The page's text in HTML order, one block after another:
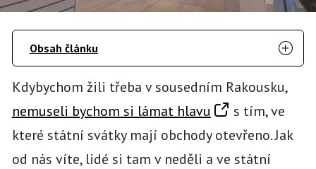
Obsah článku
Kdybychom žili třeba v sousedním Rakousku,
nemuseli bychom si lámat hlavu
s tím, ve
které státní svátky mají obchody otevřeno. Jak
od nás víte, lidé si tam v neděli a ve státní